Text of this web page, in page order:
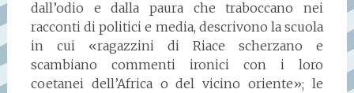
dall’odio e dalla paura che traboccano nei
racconti di politici e media, descrivono la scuola
in cui «ragazzini di Riace scherzano e
scambiano commenti ironici con i loro
coetanei dell’Africa o del vicino oriente»; le